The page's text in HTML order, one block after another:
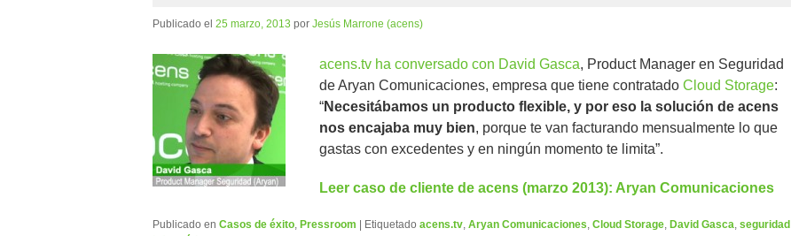
Publicado el 25 marzo, 2013 por Jesús Marrone (acens)
acens.tv ha conversado con David Gasca, Product Manager en Seguridad
de Aryan Comunicaciones, empresa que tiene contratado Cloud Storage:
“Necesitábamos un producto flexible, y por eso la solución de acens
nos encajaba muy bien, porque te van facturando mensualmente lo que
gastas con excedentes y en ningún momento te limita”.
Leer caso de cliente de acens (marzo 2013): Aryan Comunicaciones
Publicado en Casos de éxito Pressroom | Etiquetado acens.tv Aryan Comunicaciones Cloud Storage David Gasca seguridad